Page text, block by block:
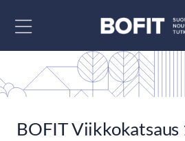
BOFIT